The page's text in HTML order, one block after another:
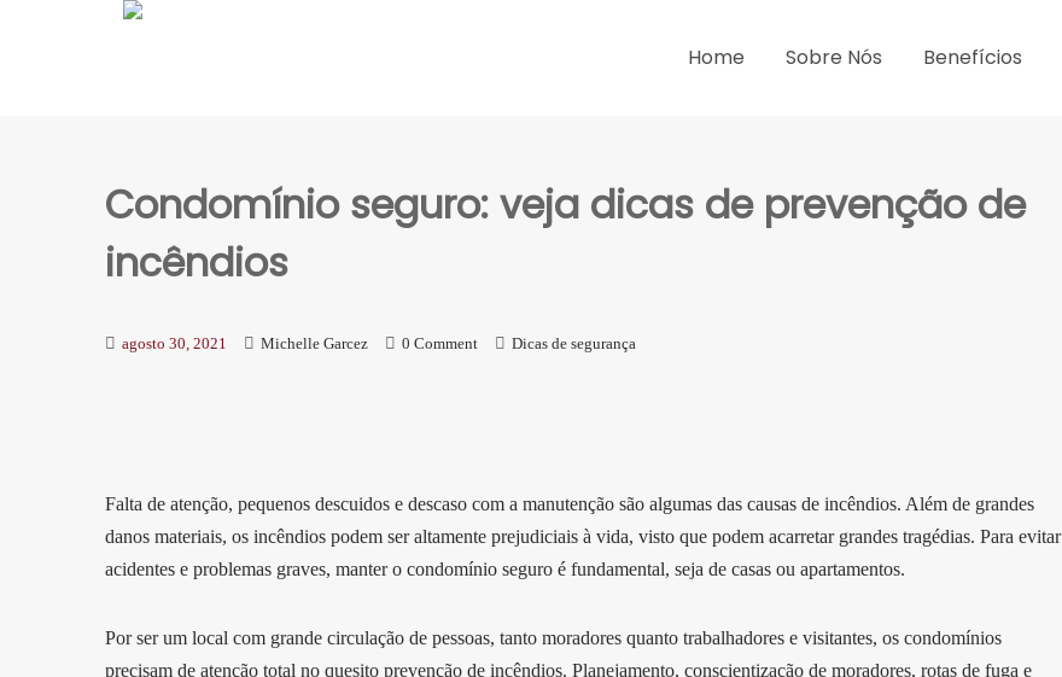
Home Sobre Nós Benefícios
Condomínio seguro: veja dicas de prevenção de
incêndios
agosto 30, 2021 Michelle Garcez 0 Comment Dicas de segurança
Falta de atenção, pequenos descuidos e descaso com a manutenção são algumas das causas de incêndios. Além de grandes
danos materiais, os incêndios podem ser altamente prejudiciais à vida, visto que podem acarretar grandes tragédias. Para evitar
acidentes e problemas graves, manter o condomínio seguro é fundamental, seja de casas ou apartamentos.
Por ser um local com grande circulação de pessoas, tanto moradores quanto trabalhadores e visitantes, os condomínios
precisam de atenção total no quesito prevenção de incêndios. Planejamento, conscientização de moradores, rotas de fuga e